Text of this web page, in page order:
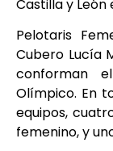
Castilla y León
Pelotaris
Cubero Lucía
conforman
Olímpico. En
equipos,
femenino, y